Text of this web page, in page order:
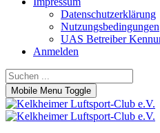
Datenschutzerklärung
Nutzungsbedingungen
UAS Betreiber
Anmelden
Mobile Menu Toggle